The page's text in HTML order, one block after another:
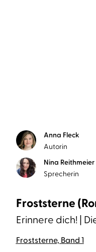
Anna Fleck
Autorin
Nina Reithmeier
Sprecherin
Froststerne
Erinnere dich! |
Froststerne, Band 1